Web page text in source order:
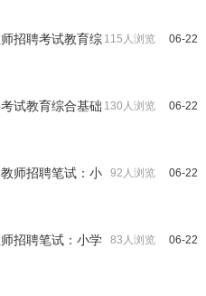
06-22
115人浏览
招聘考试教育综
06-22
130人浏览
试教育综合基础
06-22
92人浏览
师招聘笔试：小
06-22
83人浏览
招聘笔试：小学